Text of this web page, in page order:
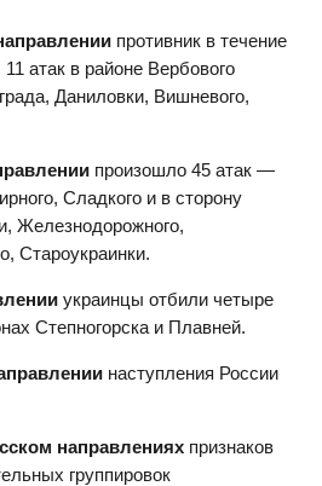
противник в течение
атак в районе Вербового
Даниловки, Вишневого,
произошло 45 атак —
Сладкого и в сторону
Железнодорожного,
Староукраинки.
украинцы отбили четыре
Степногорска и Плавней.
наступления России
направлениях признаков
группировок